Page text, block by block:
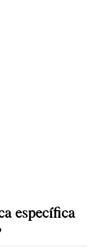
específica